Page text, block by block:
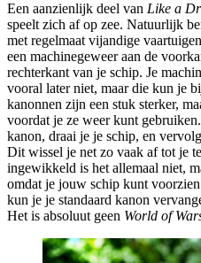
Een aanzienlijk deel van Like a
speelt zich af op zee. Natuurlijk
met regelmaat vijandige
een machinegeweer aan de
rechterkant van je schip. Je
vooral later niet, maar die kun je
kanonnen zijn een stuk sterker,
voordat je ze weer kunt
kanon, draai je je schip, en
Dit wissel je net zo vaak af tot je
ingewikkeld is het allemaal niet,
omdat je jouw schip kunt
kun je je standaard kanon
Het is absoluut geen World of